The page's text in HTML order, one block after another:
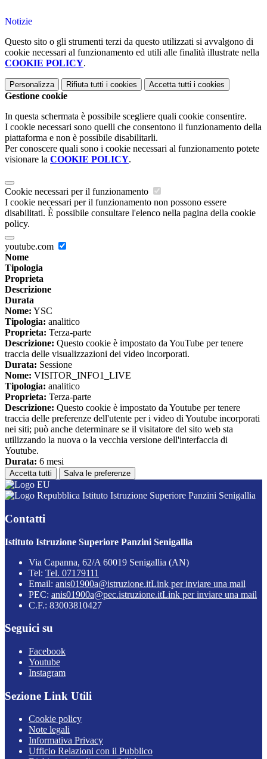
Notizie
Questo sito o gli strumenti terzi da questo utilizzati si avvalgono di
cookie necessari al funzionamento ed utili alle finalità illustrate nella
COOKIE POLICY.
Personalizza Rifiuta tutti i cookies Accetta tutti i cookies
Gestione cookie
In questa schermata è possibile scegliere quali cookie consentire.
I cookie necessari sono quelli che consentono il funzionamento della
piattaforma e non è possibile disabilitarli.
Per conoscere quali sono i cookie necessari al funzionamento potete
visionare la COOKIE POLICY.
Cookie necessari per il funzionamento
I cookie necessari per il funzionamento non possono essere
disabilitati. È possibile consultare l'elenco nella pagina della cookie
policy.
youtube.com
Nome
Tipologia
Proprieta
Descrizione
Durata
Nome: YSC
Tipologia: analitico
Proprieta: Terza-parte
Descrizione: Questo cookie è impostato da YouTube per tenere
traccia delle visualizzazioni dei video incorporati.
Durata: Sessione
Nome: VISITOR_INFO1_LIVE
Tipologia: analitico
Proprieta: Terza-parte
Descrizione: Questo cookie è impostato da Youtube per tenere
traccia delle preferenze dell'utente per i video di Youtube incorporati
nei siti; può anche determinare se il visitatore del sito web sta
utilizzando la nuova o la vecchia versione dell'interfaccia di
Youtube.
Durata: 6 mesi
Accetta tutti Salva le preferenze
Istituto Istruzione Superiore Panzini Senigallia
Contatti
Istituto Istruzione Superiore Panzini Senigallia
Via Capanna, 62/A 60019 Senigallia (AN)
Tel: Tel. 07179111
Email: anis01900a@istruzione.itLink per inviare una mail
PEC: anis01900a@pec.istruzione.itLink per inviare una mail
C.F.: 83003810427
Seguici su
Facebook
Youtube
Instagram
Sezione Link Utili
Cookie policy
Note legali
Informativa Privacy
Ufficio Relazioni con il Pubblico